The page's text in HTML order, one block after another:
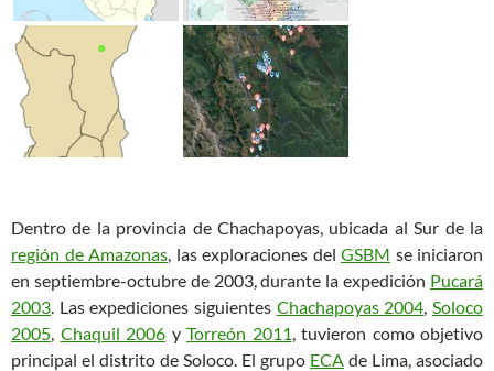
Dentro de la provincia de Chachapoyas, ubicada al Sur de la
región de Amazonas, las exploraciones del GSBM se iniciaron
en septiembre-octubre de 2003, durante la expedición Pucará
2003. Las expediciones siguientes Chachapoyas 2004,Soloco
2005, Chaquil 2006 y Torreón 2011, tuvieron como objetivo
principal el distrito de Soloco. El grupo ECA de Lima, asociado